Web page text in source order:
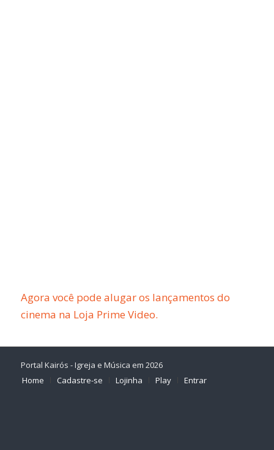
Agora você pode alugar os lançamentos do
cinema na Loja Prime Video.
Portal Kairós - Igreja e Música em 2026
Home
Cadastre-se Lojinha Play Entrar